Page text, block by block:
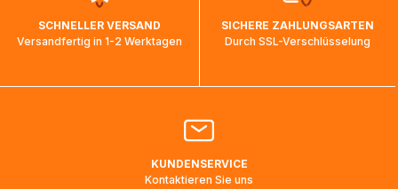
ankommen und von der dortigen Zustellorganisation weiter
bearbeitet werden.
Bitte kontaktieren Sie denKundenservicefalls Ihr Paket
Lieferadressen in Deutschland oder Europa mehrere Tage
SCHNELLER VERSAND
Versandfertig in 1-2 Werktagen
SICHERE ZAHLUNGSARTEN
Durch SSL-Verschlüsselung
KUNDENSERVICE
Kontaktieren Sie uns